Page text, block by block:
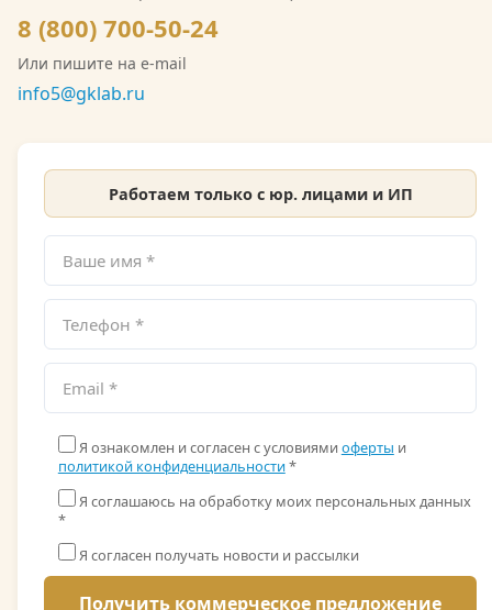
СРО на выполнение инженерно-экологических
изысканий. Со скан-копией лицензии
Росгидромета можно ознакомиться на сайте.
8 (800) 700-50-24
Или пишите на e-mail
info5@gklab.ru
Работаем только с юр. лицами и ИП
Я ознакомлен и согласен с условиями оферты и
политикой конфиденциальности*
Я соглашаюсь на обработку моих персональных данных
*
Я согласен получать новости и рассылки